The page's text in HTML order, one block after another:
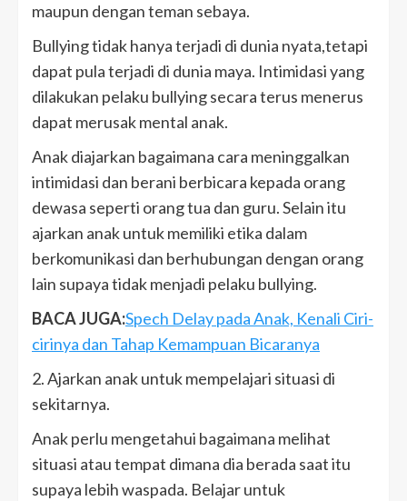
maupun dengan teman sebaya.
Bullying tidak hanya terjadi di dunia nyata,tetapi
dapat pula terjadi di dunia maya. Intimidasi yang
dilakukan pelaku bullying secara terus menerus
dapat merusak mental anak.
Anak diajarkan bagaimana cara meninggalkan
intimidasi dan berani berbicara kepada orang
dewasa seperti orang tua dan guru. Selain itu
ajarkan anak untuk memiliki etika dalam
berkomunikasi dan berhubungan dengan orang
lain supaya tidak menjadi pelaku bullying.
BACA JUGA:Spech Delay pada Anak, Kenali Ciri-
cirinya dan Tahap Kemampuan Bicaranya
2. Ajarkan anak untuk mempelajari situasi di
sekitarnya.
Anak perlu mengetahui bagaimana melihat
situasi atau tempat dimana dia berada saat itu
supaya lebih waspada. Belajar untuk